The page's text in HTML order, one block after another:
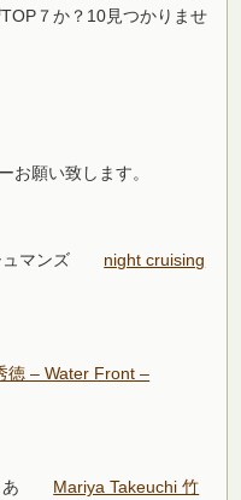
７か？10見つかりませ
お願い致します。
シュマンズ night cruising
徳 – Water Front –
りあ Mariya Takeuchi 竹